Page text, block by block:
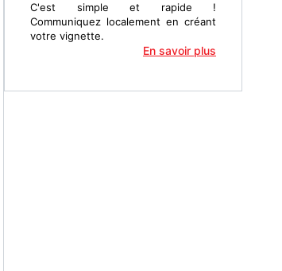
C'est simple et rapide !
Communiquez localement en créant
votre vignette.
En savoir plus